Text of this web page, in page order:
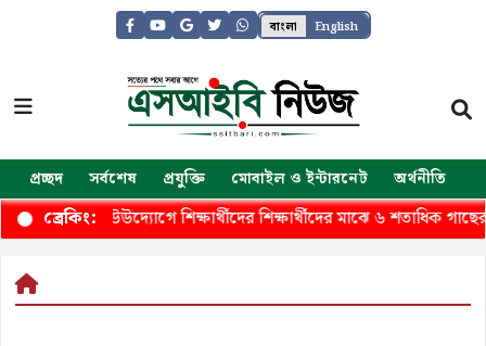
বাংলা English
প্রচ্ছদ সর্বশেষ প্রযুক্তি মোবাইল ও ইন্টারনেট অর্থনীতি
ব্রেকিং:উউদ্যোগে শিক্ষার্থীদের শিক্ষার্থীদের মাঝে ৬ শতাধিক গাছের